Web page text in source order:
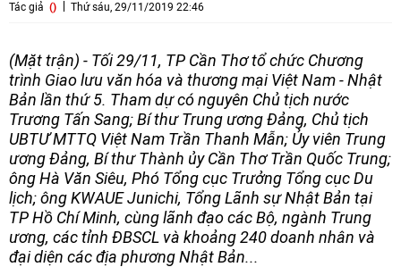
Tác giả () Thứ sáu, 29/11/2019 22:46
(Mặt trận) - Tối 29/11, TP Cần Thơ tổ chức Chương
trình Giao lưu văn hóa và thương mại Việt Nam - Nhật
Bản lần thứ 5. Tham dự có nguyên Chủ tịch nước
Trương Tấn Sang; Bí thư Trung ương Đảng, Chủ tịch
UBTƯ MTTQ Việt Nam Trần Thanh Mẫn; Ủy viên Trung
ương Đảng, Bí thư Thành ủy Cần Thơ Trần Quốc Trung;
ông Hà Văn Siêu, Phó Tổng cục Trưởng Tổng cục Du
lịch; ông KWAUE Junichi, Tổng Lãnh sự Nhật Bản tại
TP Hồ Chí Minh, cùng lãnh đạo các Bộ, ngành Trung
ương, các tỉnh ĐBSCL và khoảng 240 doanh nhân và
đại diện các địa phương Nhật Bản...